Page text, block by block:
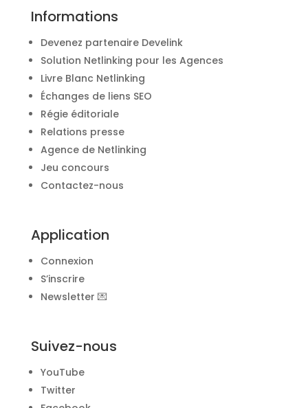
Informations
Devenez partenaire Develink
Solution Netlinking pour les Agences
Livre Blanc Netlinking
Échanges de liens SEO
Régie éditoriale
Relations presse
Agence de Netlinking
Jeu concours
Contactez-nous
Application
Connexion
S’inscrire
Newsletter 💌
Suivez-nous
YouTube
Twitter